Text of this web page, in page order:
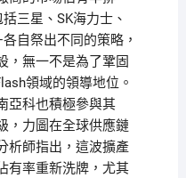
三星、SK海力士、
自祭出不同的策略，
，無一不是為了鞏固
領域的領導地位。
亞科也積極參與其
，力圖在全球供應鏈
析師指出，這波擴產
有率重新洗牌，尤其